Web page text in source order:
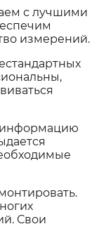
с лучшими
измерений.
информацию
Свои